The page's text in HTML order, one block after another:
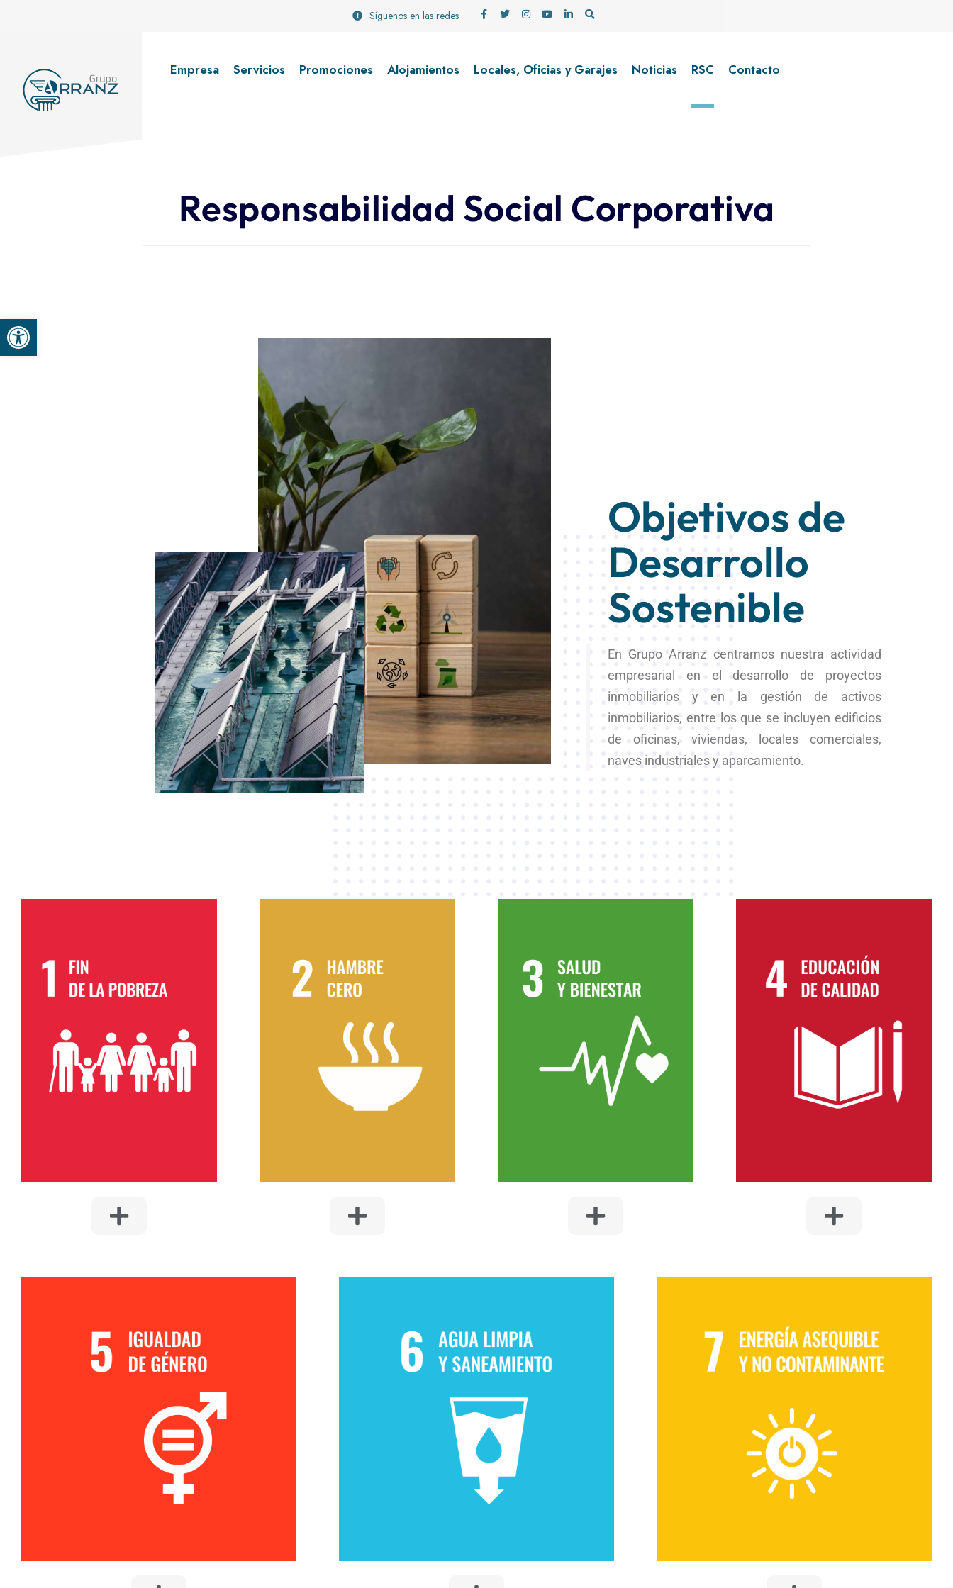
Abrir barra de herramientas
Síguenos en las redes
Empresa Servicios Promociones Alojamientos Locales, Oficias y Garajes Noticias RSC Contacto
Responsabilidad Social Corporativa
.
Objetivos de
Desarrollo
Sostenible
En Grupo Arranz centramos nuestra actividad
empresarial en el desarrollo de proyectos
inmobiliarios y en la gestión de activos
inmobiliarios, entre los que se incluyen edificios
de oficinas, viviendas, locales comerciales,
naves industriales y aparcamiento.
1. FIN DE LA POBREZA
viviendas asequibles para
comunidades de bajos ingresos,
promoviendo la inclusión social.
2. HAMBRE CERO
sostenibles en proyectos
inmobiliarios y apoyar la creación
de espacios comunitarios para
Diseñar entornos habitables que
fomenten estilos de vida saludables,
servicios de salud cercanos.
Cuidamos de un entorno laboral
seguro y saludable. Contar con
entornos de trabajo que favorezcan
la seguridad y salud como factor
clave para alcanzar el éxito
4. EDUCACIÓN DE
CALIDAD
Integrar áreas educativas en
el acceso a instituciones educativas
y promoviendo programas de
sus empleados formación que
Adoptar políticas inclusivas en la construcción y
gestión, promoviendo la igualdad de oportunidades
y abordando posibles disparidades de género.
6. AGUA LIMPIA Y
SANEAMIENTO
Desarrollar proyectos inmobiliarios en el que el
ahorro y su uso eficiente del agua es condición
necesaria. Mantener en sus explotaciones sistemas
de control y medida para hacer seguimiento del
correcto uso de los sistemas que consumen agua y
evitar desviaciones en lo planificado.
7. ENERGÍA ASEQUIBLE Y NO
CONTAMINANTE
al autoconsumo de energías renovables: fotovoltaica,
fototérmica, geotérmica, aerotérmica... En las
instalaciones que requieren suministro de energía
priorizar a las comercializadoras energéticas que
proporcionan energía verde.